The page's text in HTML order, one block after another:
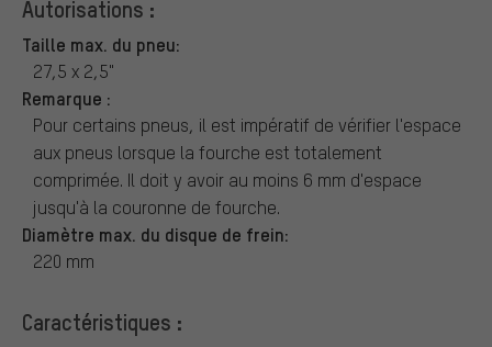
Autorisations :
Taille max. du pneu:
27,5 x 2,5"
Remarque :
Pour certains pneus, il est impératif de vérifier l'espace
aux pneus lorsque la fourche est totalement
comprimée. Il doit y avoir au moins 6 mm d'espace
jusqu'à la couronne de fourche.
Diamètre max. du disque de frein:
220 mm
Caractéristiques :